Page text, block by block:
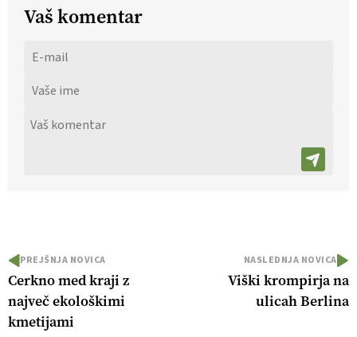
Vaš komentar
PREJŠNJA NOVICA
Cerkno med kraji z
največ ekološkimi
kmetijami
NASLEDNJA NOVICA
Viški krompirja na
ulicah Berlina